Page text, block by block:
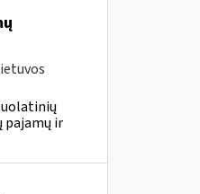
pajamų ir